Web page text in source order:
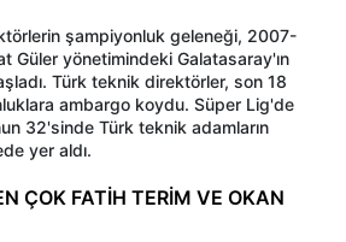
şampiyonluk geleneği, 2007-
Güler yönetimindeki Galatasaray'ın
Türk teknik direktörler, son 18
ambargo koydu. Süper Lig'de
32'sinde Türk teknik adamların
yer aldı.
ÇOK FATİH TERİM VE OKAN